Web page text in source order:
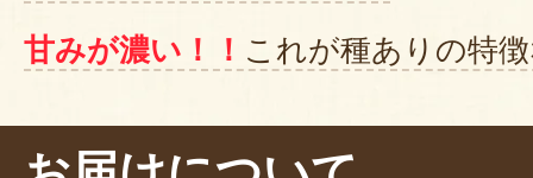
甘みが濃い！！ これが種ありの特
かな？でもやっぱり食べやすいで